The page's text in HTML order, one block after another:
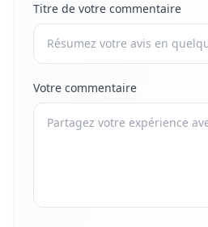
Titre de votre commentaire
Votre commentaire